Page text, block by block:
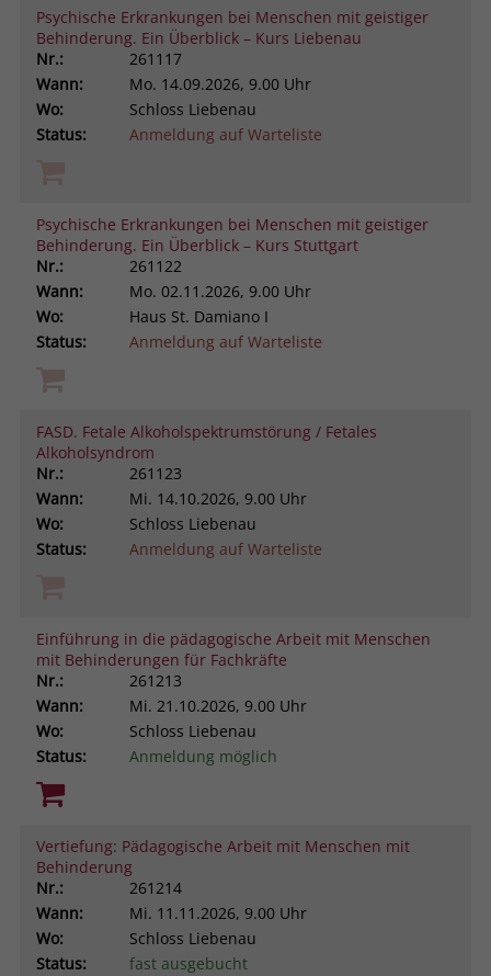
Psychische Erkrankungen bei Menschen mit geistiger
Behinderung. Ein Überblick – Kurs Liebenau
Nr.:
261117
Wann:
Mo. 14.09.2026, 9.00 Uhr
Wo:
Schloss Liebenau
Status:
Anmeldung auf Warteliste
Psychische Erkrankungen bei Menschen mit geistiger
Behinderung. Ein Überblick – Kurs Stuttgart
Nr.:
261122
Wann:
Mo. 02.11.2026, 9.00 Uhr
Wo:
Haus St. Damiano I
Status:
Anmeldung auf Warteliste
FASD. Fetale Alkoholspektrumstörung / Fetales
Alkoholsyndrom
Nr.:
261123
Wann:
Mi. 14.10.2026, 9.00 Uhr
Wo:
Schloss Liebenau
Status:
Anmeldung auf Warteliste
Einführung in die pädagogische Arbeit mit Menschen
mit Behinderungen für Fachkräfte
Nr.:
261213
Wann:
Mi. 21.10.2026, 9.00 Uhr
Wo:
Schloss Liebenau
Status:
Anmeldung möglich
Vertiefung: Pädagogische Arbeit mit Menschen mit
Behinderung
Nr.:
261214
Wann:
Mi. 11.11.2026, 9.00 Uhr
Wo:
Schloss Liebenau
Status:
fast ausgebucht